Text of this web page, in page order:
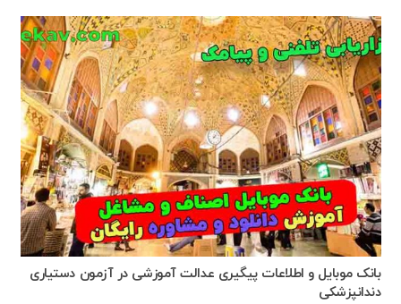
بانک موبایل و اطلاعات پیگیری عدالت آموزشی در آزمون دستیاری
دندانپزشکی